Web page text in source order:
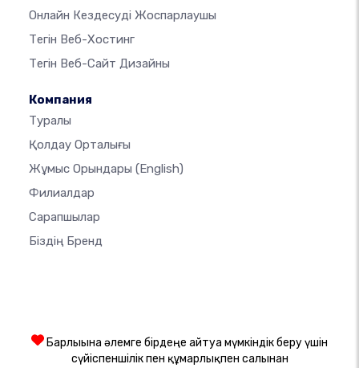
Онлайн Кездесуді Жоспарлаушы
Тегін Веб-Хостинг
Тегін Веб-Сайт Дизайны
Компания
Туралы
Қолдау Орталығы
Жұмыс Орындары (English)
Филиалдар
Сарапшылар
Біздің Бренд
Барлығына әлемге бірдеңе айтуға мүмкіндік беру үшін
сүйіспеншілік пен құмарлықпен салынған